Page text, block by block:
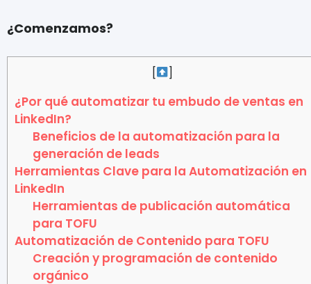
¿Comenzamos?
[ ]
¿Por qué automatizar tu embudo de ventas en
LinkedIn?
Beneficios de la automatización para la
generación de leads
Herramientas Clave para la Automatización en
LinkedIn
Herramientas de publicación automática
para TOFU
Automatización de Contenido para TOFU
Creación y programación de contenido
orgánico